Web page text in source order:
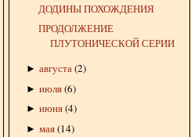
ДОДИНЫ ПОХОЖДЕНИЯ
ПРОДОЛЖЕНИЕ
ПЛУТОНИЧЕСКОЙ СЕРИИ
► августа(2)
► июля(6)
► июня(4)
► мая(14)